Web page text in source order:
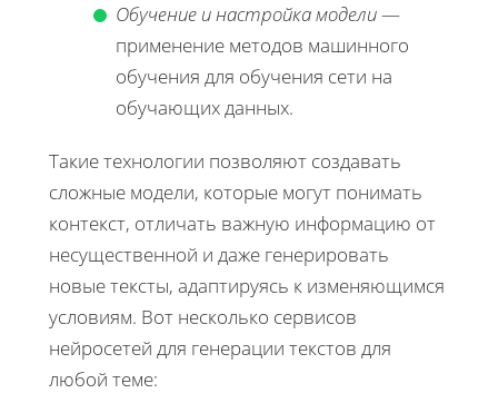
Обучение и настройка модели—
применение методов машинного
обучения для обучения сети на
обучающих данных.
Такие технологии позволяют создавать
сложные модели, которые могут понимать
контекст, отличать важную информацию от
несущественной и даже генерировать
новые тексты, адаптируясь к изменяющимся
условиям. Вот несколько сервисов
нейросетей для генерации текстов для
любой теме: